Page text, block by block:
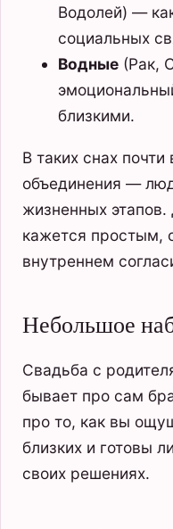
Водолей) —
социальных
Водные (Рак,
близкими.
В таких снах почти
объединения —
жизненных
кажется простым,
внутреннем
Небольшое
Свадьба с
бывает про сам
про то, как вы
близких и готовы
своих решениях.